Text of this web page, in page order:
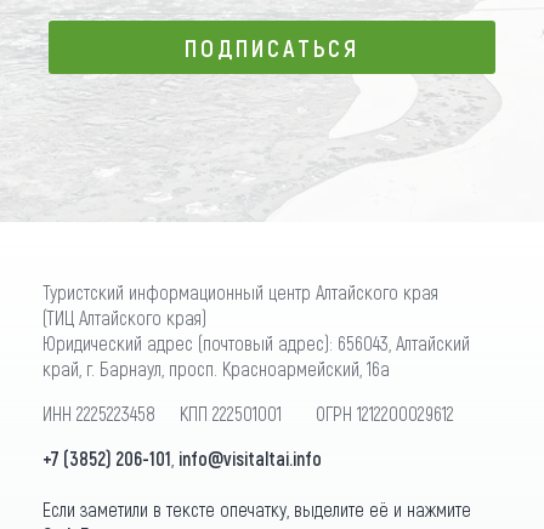
ПОДПИСАТЬСЯ
ПОДПИСАТЬСЯ
Туристский информационный центр Алтайского края
(ТИЦ Алтайского края)
Юридический адрес (почтовый адрес): 656043, Алтайский
край, г. Барнаул, просп. Красноармейский, 16а
ИНН 2225223458 КПП 222501001 ОГРН 1212200029612
+7 (3852) 206-101 info@visitaltai.info
Если заметили в тексте опечатку, выделите её и нажмите